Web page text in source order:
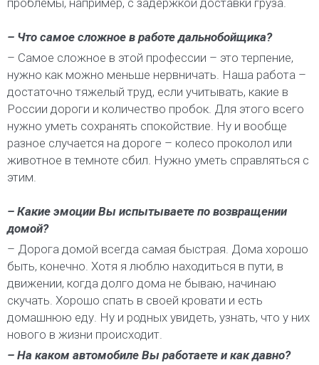
проблемы, например, с задержкой доставки груза.
– Что самое сложное в работе дальнобойщика?
– Самое сложное в этой профессии – это терпение,
нужно как можно меньше нервничать. Наша работа –
достаточно тяжелый труд, если учитывать, какие в
России дороги и количество пробок. Для этого всего
нужно уметь сохранять спокойствие. Ну и вообще
разное случается на дороге – колесо проколол или
животное в темноте сбил. Нужно уметь справляться с
этим.
– Какие эмоции Вы испытываете по возвращении
домой?
– Дорога домой всегда самая быстрая. Дома хорошо
быть, конечно. Хотя я люблю находиться в пути, в
движении, когда долго дома не бываю, начинаю
скучать. Хорошо спать в своей кровати и есть
домашнюю еду. Ну и родных увидеть, узнать, что у них
нового в жизни происходит.
– На каком автомобиле Вы работаете и как давно?